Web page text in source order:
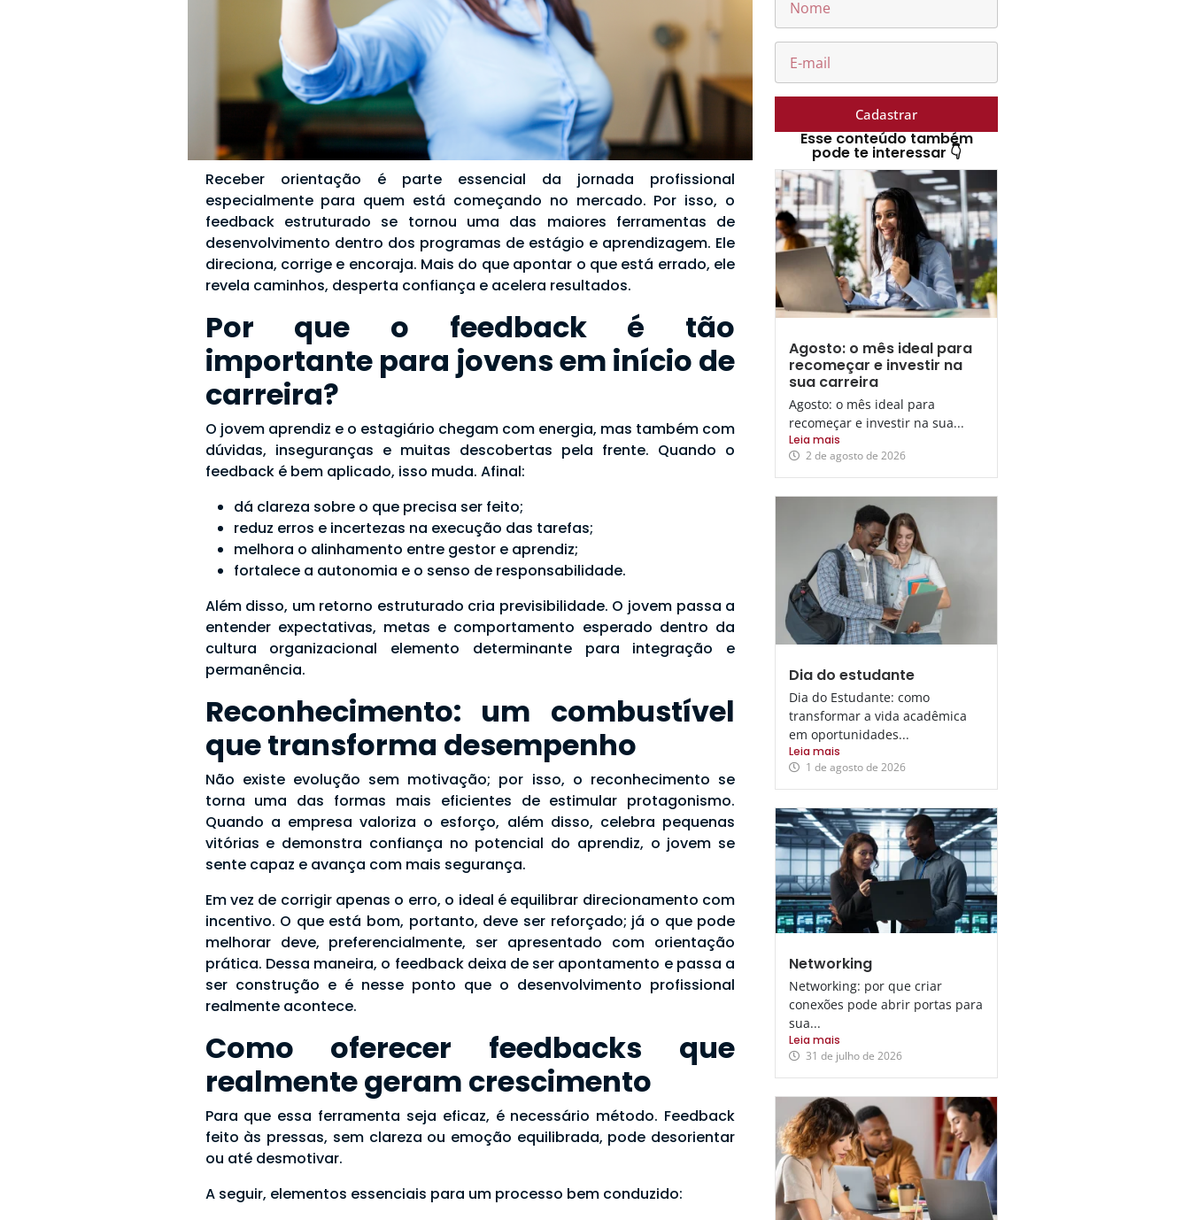
Receber orientação é parte essencial da jornada profissional
especialmente para quem está começando no mercado. Por isso, o
feedback estruturado se tornou uma das maiores ferramentas de
desenvolvimento dentro dos programas de estágio e aprendizagem. Ele
direciona, corrige e encoraja. Mais do que apontar o que está errado, ele
revela caminhos, desperta confiança e acelera resultados.
Por que o feedback é tão
importante para jovens em início de
carreira?
O jovem aprendiz e o estagiário chegam com energia, mas também com
dúvidas, inseguranças e muitas descobertas pela frente. Quando o
feedback é bem aplicado, isso muda. Afinal:
dá clareza sobre o que precisa ser feito;
reduz erros e incertezas na execução das tarefas;
melhora o alinhamento entre gestor e aprendiz;
fortalece a autonomia e o senso de responsabilidade.
Além disso, um retorno estruturado cria previsibilidade. O jovem passa a
entender expectativas, metas e comportamento esperado dentro da
cultura organizacional elemento determinante para integração e
permanência.
Reconhecimento: um combustível
que transforma desempenho
Não existe evolução sem motivação; por isso, o reconhecimento se
torna uma das formas mais eficientes de estimular protagonismo.
Quando a empresa valoriza o esforço, além disso, celebra pequenas
vitórias e demonstra confiança no potencial do aprendiz, o jovem se
sente capaz e avança com mais segurança.
Em vez de corrigir apenas o erro, o ideal é equilibrar direcionamento com
incentivo. O que está bom, portanto, deve ser reforçado; já o que pode
melhorar deve, preferencialmente, ser apresentado com orientação
prática. Dessa maneira, o feedback deixa de ser apontamento e passa a
ser construção e é nesse ponto que o desenvolvimento profissional
realmente acontece.
Como oferecer feedbacks que
realmente geram crescimento
Para que essa ferramenta seja eficaz, é necessário método. Feedback
feito às pressas, sem clareza ou emoção equilibrada, pode desorientar
ou até desmotivar.
A seguir, elementos essenciais para um processo bem conduzido:
Cadastrar
Esse conteúdo também
pode te interessar 👇
Agosto: o mês ideal para
recomeçar e investir na
sua carreira
Agosto: o mês ideal para
recomeçar e investir na sua...
Leia mais
2 de agosto de 2026
Dia do estudante
Dia do Estudante: como
transformar a vida acadêmica
em oportunidades...
Leia mais
1 de agosto de 2026
Networking
Networking: por que criar
conexões pode abrir portas para
sua...
Leia mais
31 de julho de 2026